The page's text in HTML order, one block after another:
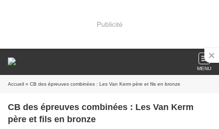
Publicité
MENU
Accueil » CB des épreuves combinées : Les Van Kerm père et fils en bronze
CB des épreuves combinées : Les Van Kerm
père et fils en bronze